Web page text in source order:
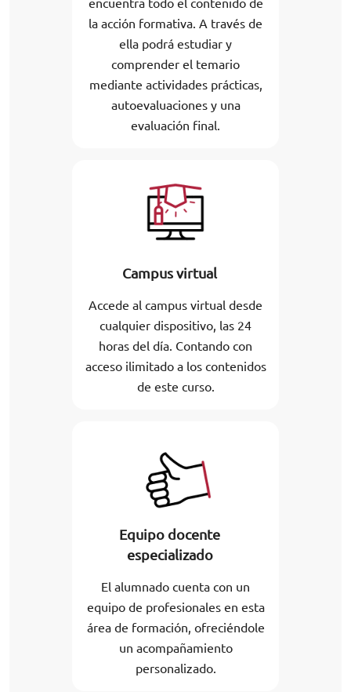
encuentra todo el contenido de
la acción formativa. A través de
ella podrá estudiar y
comprender el temario
mediante actividades prácticas,
autoevaluaciones y una
evaluación final.
Campus virtual
Accede al campus virtual desde
cualquier dispositivo, las 24
horas del día. Contando con
acceso ilimitado a los contenidos
de este curso.
Equipo docente
especializado
El alumnado cuenta con un
equipo de profesionales en esta
área de formación, ofreciéndole
un acompañamiento
personalizado.